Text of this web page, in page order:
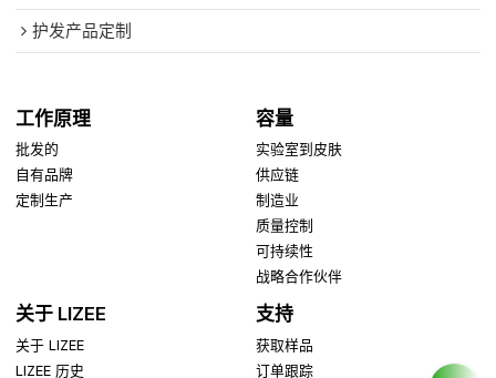
护发产品定制
工作原理
批发的
自有品牌
定制生产
容量
实验室到皮肤
供应链
制造业
质量控制
可持续性
战略合作伙伴
关于 LIZEE
关于 LIZEE
LIZEE 历史
支持
获取样品
订单跟踪